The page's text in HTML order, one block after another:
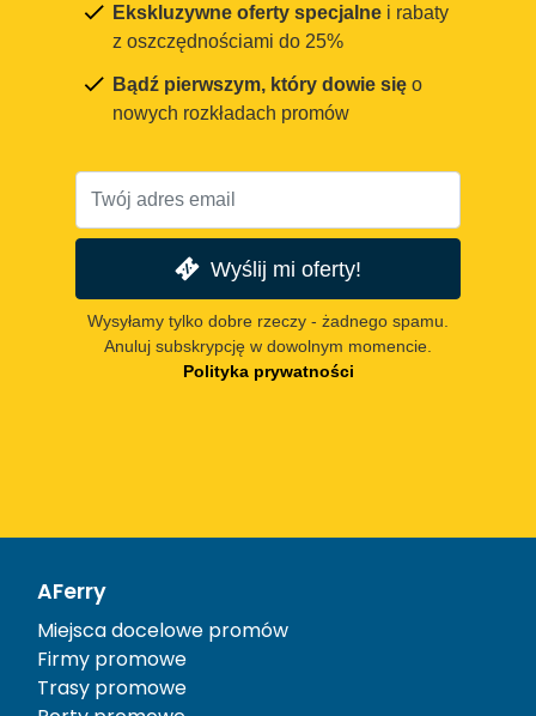
Ekskluzywne oferty specjalne i rabaty
z oszczędnościami do 25%
Bądź pierwszym, który dowie się o
nowych rozkładach promów
Wyślij mi oferty!
Wysyłamy tylko dobre rzeczy - żadnego spamu.
Anuluj subskrypcję w dowolnym momencie.
Polityka prywatności
AFerry
Miejsca docelowe promów
Firmy promowe
Trasy promowe